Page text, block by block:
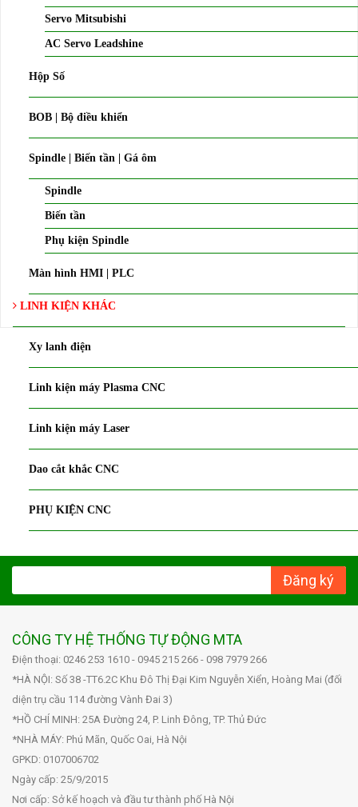
Servo Mitsubishi
AC Servo Leadshine
Hộp Số
BOB | Bộ điều khiển
Spindle | Biến tần | Gá ôm
Spindle
Biến tần
Phụ kiện Spindle
Màn hình HMI | PLC
LINH KIỆN KHÁC
Xy lanh điện
Linh kiện máy Plasma CNC
Linh kiện máy Laser
Dao cắt khắc CNC
PHỤ KIỆN CNC
Đăng ký
CÔNG TY HỆ THỐNG TỰ ĐỘNG MTA
Điện thoại: 0246 253 1610 - 0945 215 266 - 098 7979 266
*HÀ NỘI: Số 38 -TT6.2C Khu Đô Thị Đại Kim Nguyễn Xiển, Hoàng Mai (đối
diện trụ cầu 114 đường Vành Đai 3)
*HỒ CHÍ MINH: 25A Đường 24, P. Linh Đông, TP. Thủ Đức
*NHÀ MÁY: Phú Mãn, Quốc Oai, Hà Nội
GPKD: 0107006702
Ngày cấp: 25/9/2015
Nơi cấp: Sở kế hoạch và đầu tư thành phố Hà Nội